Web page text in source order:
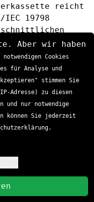
reicht
19798
300 Seiten pro
Nutzungsdauer
allen Brother
für die Brother
Serie und MFC-
Sie die
oder
TN-320BK
Seiten
Aber wir haben
notwendigen Cookies
für Analyse und
stimmen Sie
Adresse) zu diesen
und nur notwendige
können Sie jederzeit